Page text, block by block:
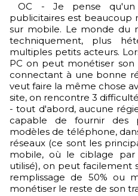
OC - Je pense qu'un
publicitaires est beaucoup
sur mobile. Le monde du
techniquement, plus
multiples petits acteurs.
PC on peut monétiser
connectant à une bonne
veut faire la même chose
site, on rencontre 3
- tout d'abord, aucune
capable de fournir des
modèles de téléphone,
réseaux (ce sont les
mobile, où le ciblage
utilisé), on peut facilement
remplissage de 50% ou
monétiser le reste de son